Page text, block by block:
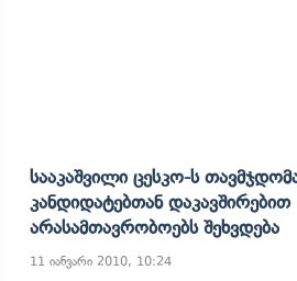
Სააკაშვილი Ცესკო-Ს
Კანდიდატებთან Დაკავშირებით
Არასამთავრობოებს Შეხვდება
11 იანვარი 2010, 10:24